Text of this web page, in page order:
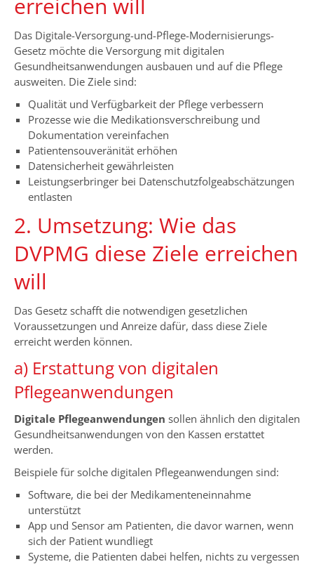
erreichen will
Das Digitale-Versorgung-und-Pflege-Modernisierungs-
Gesetz möchte die Versorgung mit digitalen
Gesundheitsanwendungen ausbauen und auf die Pflege
ausweiten. Die Ziele sind:
Qualität und Verfügbarkeit der Pflege verbessern
Prozesse wie die Medikationsverschreibung und
Dokumentation vereinfachen
Patientensouveränität erhöhen
Datensicherheit gewährleisten
Leistungserbringer bei Datenschutzfolgeabschätzungen
entlasten
2. Umsetzung: Wie das
DVPMG diese Ziele erreichen
will
Das Gesetz schafft die notwendigen gesetzlichen
Voraussetzungen und Anreize dafür, dass diese Ziele
erreicht werden können.
a) Erstattung von digitalen
Pflegeanwendungen
Digitale Pflegeanwendungen sollen ähnlich den digitalen
Gesundheitsanwendungen von den Kassen erstattet
werden.
Beispiele für solche digitalen Pflegeanwendungen sind:
Software, die bei der Medikamenteneinnahme
unterstützt
App und Sensor am Patienten, die davor warnen, wenn
sich der Patient wundliegt
Systeme, die Patienten dabei helfen, nichts zu vergessen